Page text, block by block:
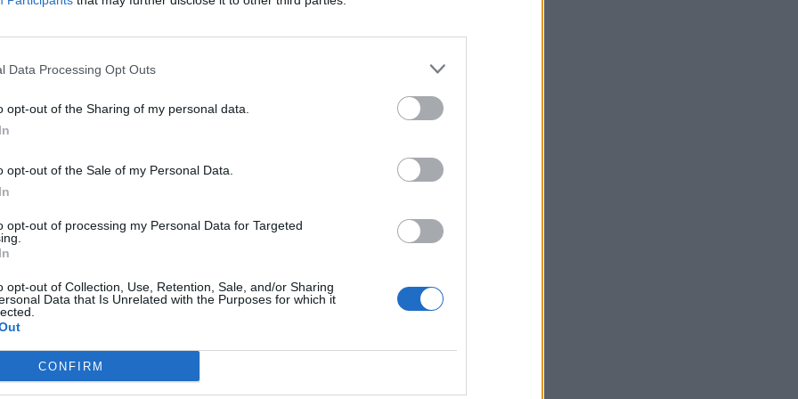
Data Processing Opt Outs
opt-out of the Sharing of my personal data.
opt-out of the Sale of my Personal Data.
opt-out of processing my Personal Data for Targeted
opt-out of Collection, Use, Retention, Sale, and/or Sharing
Data that Is Unrelated with the Purposes for which it
CONFIRM
Σέλτικς
πια, σε
εκδίκησης
Ολυμπιακοί Αγώνες 2024:
Τέιτουμ, Αντεμπάγιο και
Γουάιτ πήραν στην O2
Arena με το μετρό και έγινε
ΝΕΑ 18.06.2024 09:40
NEWSROOM
newsletter
Αποδέχομαι τουςόρους χρήσης